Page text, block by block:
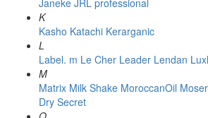
Janeke JRL professional
K
Kasho Katachi Kerarganic
L
Label. m Le Cher Leader Lendan
M
Matrix Milk Shake MoroccanOil Moser
Dry Secret